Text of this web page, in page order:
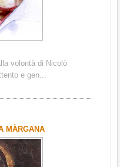
volontà di Nicolò
e gen...
MÀRGANA